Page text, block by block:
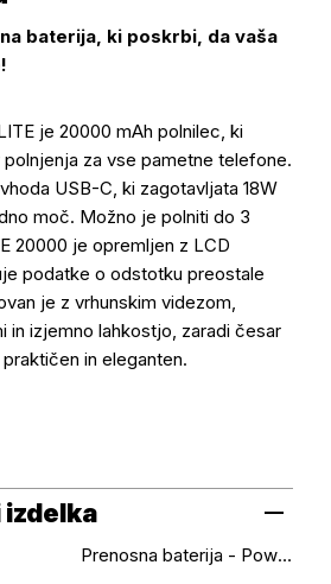
baterija, ki poskrbi, da vaša
je 20000 mAh polnilec, ki
polnjenja za vse pametne telefone.
USB-C, ki zagotavljata 18W
moč. Možno je polniti do 3
20000 je opremljen z LCD
podatke o odstotku preostale
je z vrhunskim videzom,
in izjemno lahkostjo, zaradi česar
in eleganten.
Prenosna baterija - Powerbank